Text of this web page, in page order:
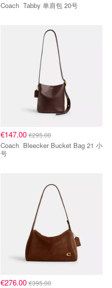
Coach Tabby 单肩包 20号
€147.00 €295.00
Coach Bleecker Bucket Bag 21 小
号
€276.00 €395.00